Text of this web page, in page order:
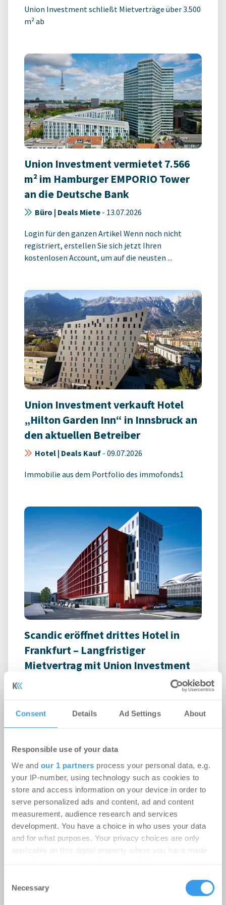
Consent Details Ad Settings About
Responsible use of your data
We and our 1 partners process your personal data, e.g.
your IP-number, using technology such as cookies to
store and access information on your device in order to
serve personalized ads and content, ad and content
measurement, audience research and services
development. You have a choice in who uses your data
and for what purposes. Your privacy choices are only
applicable on this digital property where you have made
the Privacy trigger icon.
Selection
Necessary
Union Investment schließt Mietverträge über 3.500
m² ab
Union Investment vermietet 7.566
m² im Hamburger EMPORIO Tower
an die Deutsche Bank
Büro | Deals Miete - 13.07.2026
Login für den ganzen Artikel Wenn noch nicht
registriert, erstellen Sie sich jetzt Ihren
kostenlosen Account, um auf die neusten ...
Union Investment verkauft Hotel
„Hilton Garden Inn“ in Innsbruck an
den aktuellen Betreiber
Hotel | Deals Kauf - 09.07.2026
Immobilie aus dem Portfolio des immofonds1
Scandic eröffnet drittes Hotel in
Frankfurt – Langfristiger
Mietvertrag mit Union Investment
registriert, erstellen Sie sich jetzt Ihren
kostenlosen Account, um auf die neusten ...
Wandsbek Markt“ in Hamburg